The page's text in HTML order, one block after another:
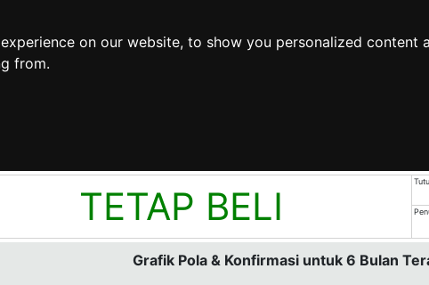
on our website, to show you personalized content
from.
TETAP BELI
Grafik Pola & Konfirmasi untuk 6 Bulan